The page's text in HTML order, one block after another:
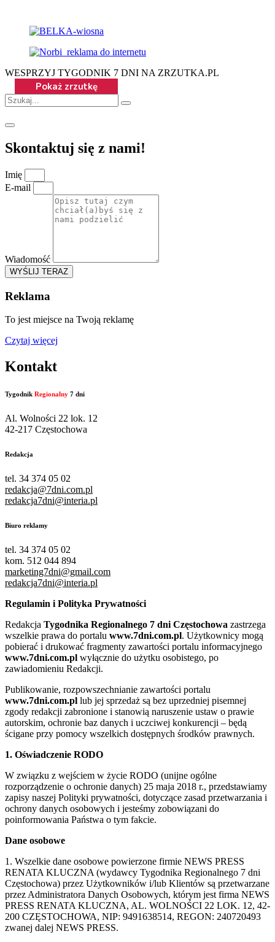
WESPRZYJ TYGODNIK 7 DNI NA ZRZUTKA.PL
Skontaktuj się z nami!
Imię
E-mail
Wiadomość
WYŚLIJ TERAZ
Reklama
To jest miejsce na Twoją reklamę
Czytaj więcej
Kontakt
Tygodnik Regionalny 7 dni
Al. Wolności 22 lok. 12
42-217 Częstochowa
Redakcja
tel. 34 374 05 02
redakcja@7dni.com.pl
redakcja7dni@interia.pl
Biuro reklamy
tel. 34 374 05 02
kom. 512 044 894
marketing7dni@gmail.com
redakcja7dni@interia.pl
Regulamin i Polityka Prywatności
Redakcja Tygodnika Regionalnego 7 dni Częstochowa zastrzega
wszelkie prawa do portalu www.7dni.com.pl. Użytkownicy mogą
pobierać i drukować fragmenty zawartości portalu informacyjnego
www.7dni.com.pl wyłącznie do użytku osobistego, po
zawiadomieniu Redakcji.
Publikowanie, rozpowszechnianie zawartości portalu
www.7dni.com.pl lub jej sprzedaż są bez uprzedniej pisemnej
zgody redakcji zabronione i stanowią naruszenie ustaw o prawie
autorskim, ochronie baz danych i uczciwej konkurencji – będą
ścigane przy pomocy wszelkich dostępnych środków prawnych.
1. Oświadczenie RODO
W związku z wejściem w życie RODO (unijne ogólne
rozporządzenie o ochronie danych) 25 maja 2018 r., przedstawiamy
zapisy naszej Polityki prywatności, dotyczące zasad przetwarzania i
ochrony danych osobowych i jesteśmy zobowiązani do
poinformowania Państwa o tym fakcie.
Dane osobowe
1. Wszelkie dane osobowe powierzone firmie NEWS PRESS
RENATA KLUCZNA (wydawcy Tygodnika Regionalnego 7 dni
Częstochowa) przez Użytkowników i/lub Klientów są przetwarzane
przez Administratora Danych Osobowych, którym jest firma NEWS
PRESS RENATA KLUCZNA, AL. WOLNOŚCI 22 LOK. 12, 42-
200 CZĘSTOCHOWA, NIP: 9491638514, REGON: 240720493
zwanej dalej NEWS PRESS.